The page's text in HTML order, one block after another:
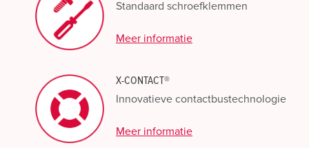
Standaard schroefklemmen
Meer informatie
X-CONTACT®
Innovatieve contactbustechnologie
Meer informatie